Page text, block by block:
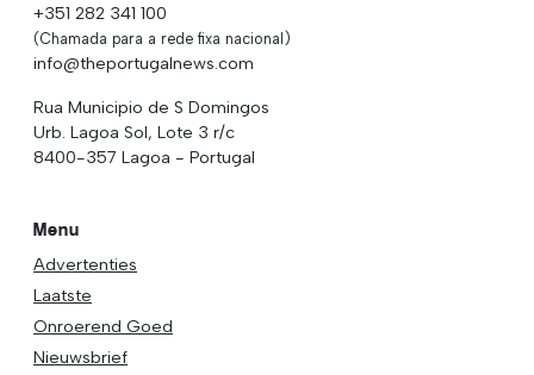
+351 282 341 100
(Chamada para a rede fixa nacional)
info@theportugalnews.com
Rua Municipio de S Domingos
Urb. Lagoa Sol, Lote 3 r/c
8400-357 Lagoa - Portugal
Menu
Advertenties
Laatste
Onroerend Goed
Nieuwsbrief